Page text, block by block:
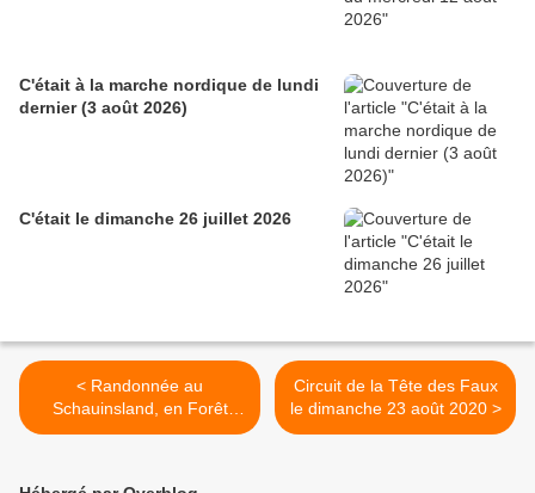
C'était à la marche nordique de lundi
dernier (3 août 2026)
C'était le dimanche 26 juillet 2026
< Randonnée au
Schauinsland, en Forêt
Noire, mercredi 19 août
Circuit de la Tête des Faux
le dimanche 23 août 2020 >